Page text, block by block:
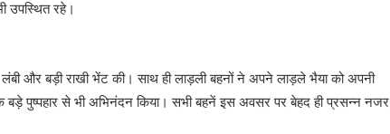
उपस्थित रहे।
और बड़ी राखी भेंट की। साथ ही लाड़ली बहनों ने अपने लाड़ले भैया को अपनी
बड़े पुष्पहार से भी अभिनंदन किया। सभी बहनें इस अवसर पर बेहद ही प्रसन्न नजर